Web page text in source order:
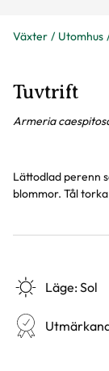
Växter Utomhus
Tuvtrift
Armeria
Lättodlad perenn
blommor. Tål
Läge:Sol